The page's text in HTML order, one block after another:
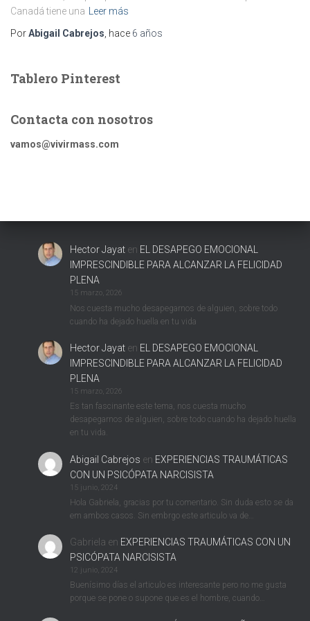
Canadá tiene una
Leer más
PorAbigail Cabrejos , hace 6 años
Tablero Pinterest
Contacta con nosotros
vamos@vivirmass.com
Hector Jayaten EL DESAPEGO EMOCIONAL
IMPRESCINDIBLE PARA ALCANZAR LA FELICIDAD
PLENA
15 marzo, 2026
Nos cuesta mucho desapegarnos de alguien, sobre todo
cuando ha dejado huella en tu vida
Hector Jayaten EL DESAPEGO EMOCIONAL
IMPRESCINDIBLE PARA ALCANZAR LA FELICIDAD
PLENA
15 marzo, 2026
Es tan fascinante este tema, nos cuesta mucho
desapegarnos de alguien, sobre todo cuando ha dejado huella
en tu vida.
Abigail Cabrejos en EXPERIENCIAS TRAUMÁTICAS
CON UN PSICÓPATA NARCISISTA
15 junio, 2024
Hola Gabriela, gracias por tu comentario. Sin duda esto se da
em ambos casos. Sin embrgo este articulo va de…
Gabriela en EXPERIENCIAS TRAUMÁTICAS CON UN
PSICÓPATA NARCISISTA
12 junio, 2024
Buenísimo días el articulo es interesante pero no me gusta
porque se pone o supone que es el hombre, cuando…